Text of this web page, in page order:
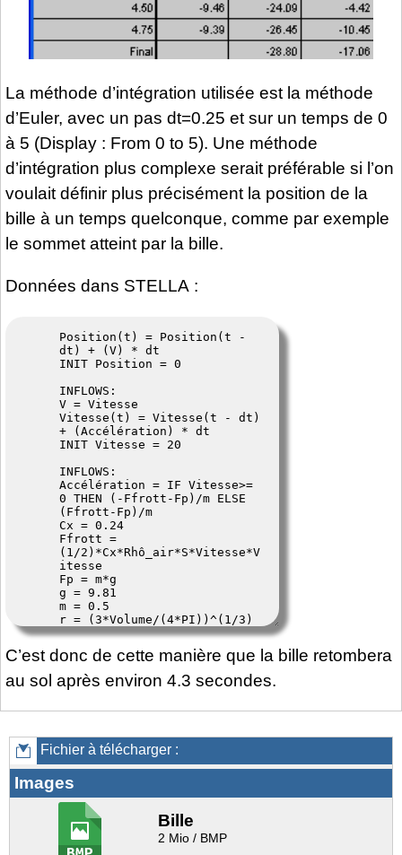
La méthode d’intégration utilisée est la méthode
d’Euler, avec un pas dt=0.25 et sur un temps de 0
à 5 (Display : From 0 to 5). Une méthode
d’intégration plus complexe serait préférable si l’on
voulait définir plus précisément la position de la
bille à un temps quelconque, comme par exemple
le sommet atteint par la bille.
Données dans STELLA :
C’est donc de cette manière que la bille retombera
au sol après environ 4.3 secondes.
Fichier à télécharger :
Images
Bille
2 Mio / BMP